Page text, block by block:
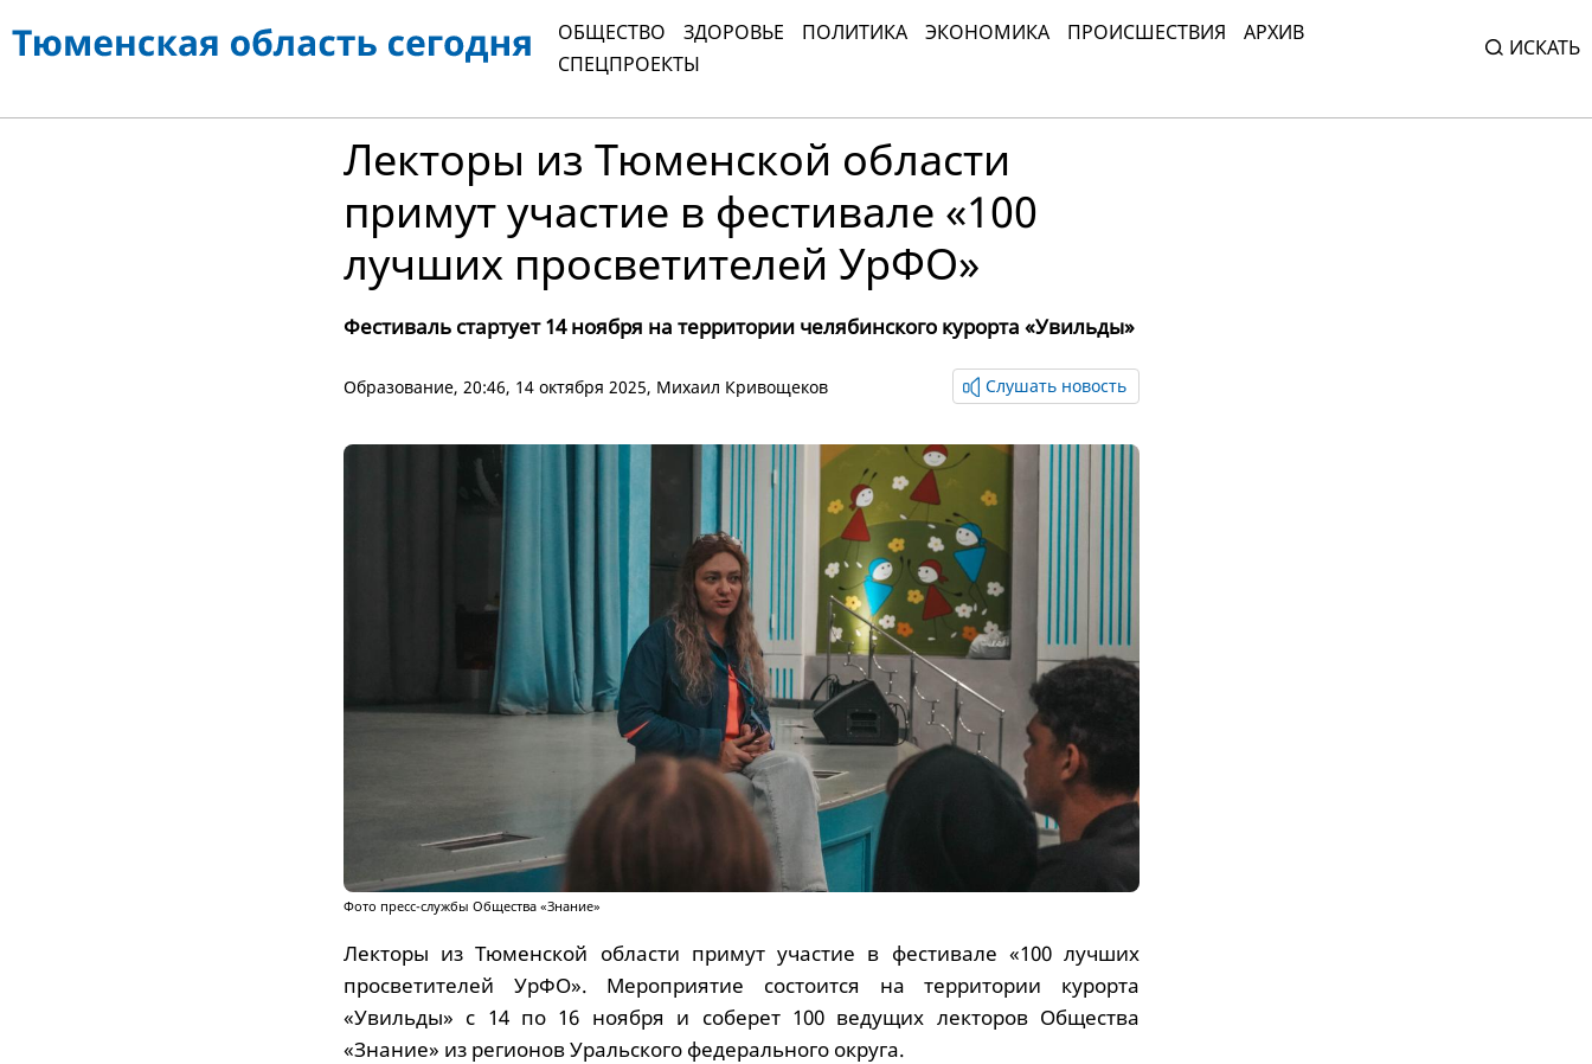
ОБЩЕСТВО ЗДОРОВЬЕ ПОЛИТИКА ЭКОНОМИКА ПРОИСШЕСТВИЯ
АРХИВ
СПЕЦПРОЕКТЫ
ИСКАТЬ
Лекторы из Тюменской области
примут участие в фестивале «100
лучших просветителей УрФО»
Фестиваль стартует 14 ноября на территории челябинского курорта «Увильды»
Образование, 20:46, 14 октября 2025, Михаил Кривощеков Слушать новость
Фото пресс-службы Общества «Знание»
Лекторы из Тюменской области примут участие в фестивале «100 лучших
просветителей УрФО». Мероприятие состоится на территории курорта
«Увильды» с 14 по 16 ноября и соберет 100 ведущих лекторов Общества
«Знание» из регионов Уральского федерального округа.